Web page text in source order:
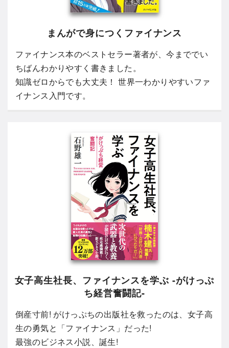
まんがで身につくファイナンス
ファイナンス本のベストセラー著者が、今まででい
ちばんわかりやすく書きました。
知識ゼロからでも大丈夫！ 世界一わかりやすいファ
イナンス入門です。
女子高生社長、ファイナンスを学ぶ -がけっぷ
ち経営奮闘記-
倒産寸前! がけっぷちの出版社を救ったのは、女子高
生の勇気と「ファイナンス」だった!
最強のビジネス小説、誕生!